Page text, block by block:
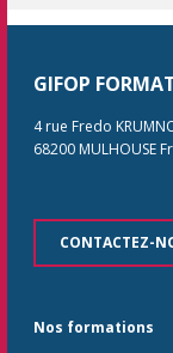
GIFOP
4 rue Fredo
68200 MULHOUSE
CONTACTEZ-
Nos formations